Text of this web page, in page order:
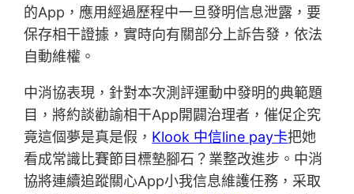
的App，應用經過歷程中一旦發明信息泄露，要
保存相干證據，實時向有關部分上訴告發，依法
自動維權。
中消協表現，針對本次測評運動中發明的典範題
目，將約談勸諭相干App開闢治理者，催促企究
竟這個夢是真是假， Klook 中信line pay卡把她
看成常識比賽節目標墊腳石？業整改進步。中消
協將連續追蹤關心App小我信息維護任務，采取